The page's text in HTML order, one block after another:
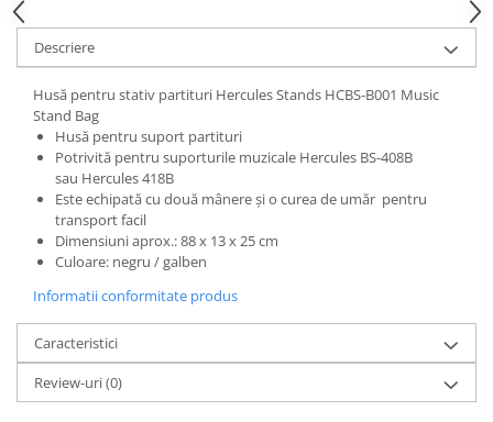
Accesorii echipamente de studio
Clape MIDI
Controllere MIDI - USB DAW
Controllere monitoare de studio
Convertoare AD/DA
Interfete audio
Interfete MIDI si Cabluri Midi-USB
Microfoane de studio
Monitoare de studio
Pop filtre
Preamplificatoare
Protectii antifonice pentru urechi
Rack studio
Recordere de studio
Descriere
Husă pentru stativ partituri Hercules Stands HCBS-B001 Music
Stand Bag
Husă pentru suport partituri
Potrivită pentru suporturile muzicale Hercules BS-408B
sau Hercules 418B
Este echipată cu două mânere și o curea de umăr pentru
transport facil
Dimensiuni aprox.: 88 x 13 x 25 cm
Culoare: negru / galben
Informatii conformitate produs
Caracteristici
Review-uri(0)